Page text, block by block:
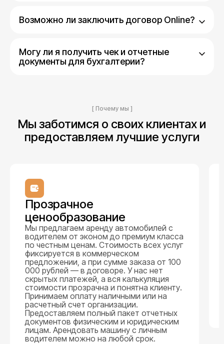
Возможно ли заключить договор Online?
Могу ли я получить чек и отчетные
документы для бухгалтерии?
[ Почему мы ]
Мы заботимся о своих клиентах и
предоставляем лучшие услуги
Прозрачное
ценообразование
Мы предлагаем аренду автомобилей с
водителем от эконом до премиум класса
по честным ценам. Стоимость всех услуг
фиксируется в коммерческом
предложении, а при сумме заказа от 100
000 рублей — в договоре. У нас нет
скрытых платежей, а вся калькуляция
стоимости прозрачна и понятна клиенту.
Принимаем оплату наличными или на
расчетный счет организации.
Предоставляем полный пакет отчетных
документов физическим и юридическим
лицам. Арендовать машину с личным
водителем можно на любой срок.